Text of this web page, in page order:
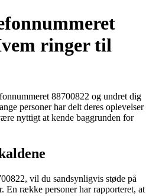
ringer til
88700822 og undret dig
personer har delt deres oplevelser
nyttigt at kende baggrunden for
vil du sandsynligvis støde på
En række personer har rapporteret, at